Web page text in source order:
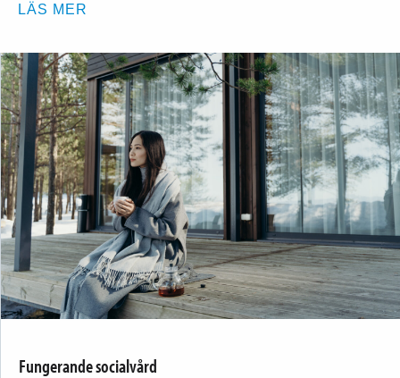
LÄS MER
Fungerande socialvård